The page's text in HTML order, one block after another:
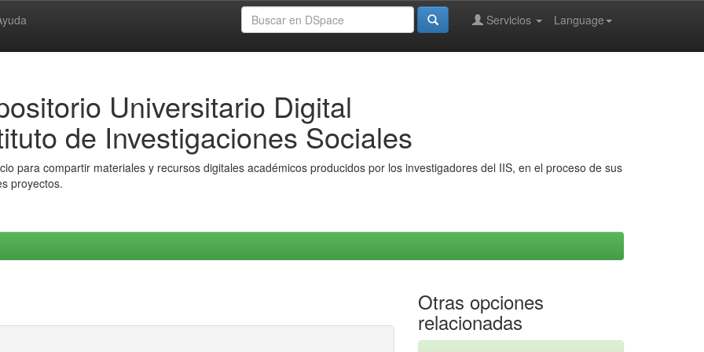
Language
Servicios
Universitario Digital
de Investigaciones Sociales
para compartir materiales y recursos digitales académicos producidos por los investigadores del IIS, en el proceso de sus
proyectos.
Otras opciones
relacionadas